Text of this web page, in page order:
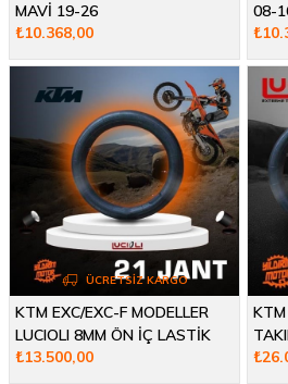
MAVİ 19-26
₺10.368,00
08-
KTM EXC/EXC-F MODELLER
LUCIOLI 8MM ÖN İÇ LASTİK
₺13.500,00
ÜCRETSIZ KARGO